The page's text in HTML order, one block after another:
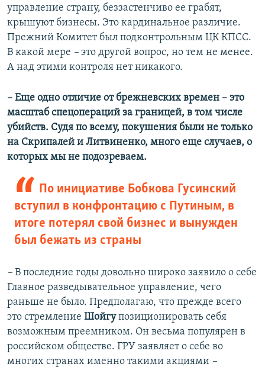
управление страну, беззастенчиво ее грабят,
крышуют бизнесы. Это кардинальное различие.
Прежний Комитет был подконтрольным ЦК КПСС.
В какой мере – это другой вопрос, но тем не менее.
А над этими контроля нет никакого.
– Еще одно отличие от брежневских времен – это
масштаб спецопераций за границей, в том числе
убийств. Судя по всему, покушения были не только
на Скрипалей и Литвиненко, много еще случаев, о
которых мы не подозреваем.
По инициативе Бобкова Гусинский
вступил в конфронтацию с Путиным, в
итоге потерял свой бизнес и вынужден
был бежать из страны
– В последние годы довольно широко заявило о себе
Главное разведывательное управление, чего
раньше не было. Предполагаю, что прежде всего
это стремление Шойгупозиционировать себя
возможным преемником. Он весьма популярен в
российском обществе. ГРУ заявляет о себе во
многих странах именно такими акциями –